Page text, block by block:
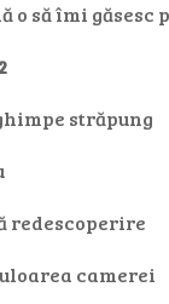
o să îmi găsesc
străpung
redescoperire
camerei